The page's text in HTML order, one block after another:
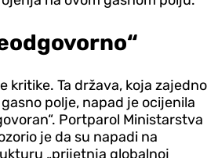
kritike. Ta država, koja zajedno
polje, napad je ocijenila
Portparol Ministarstva
je da su napadi na
„prijetnja globalnoj